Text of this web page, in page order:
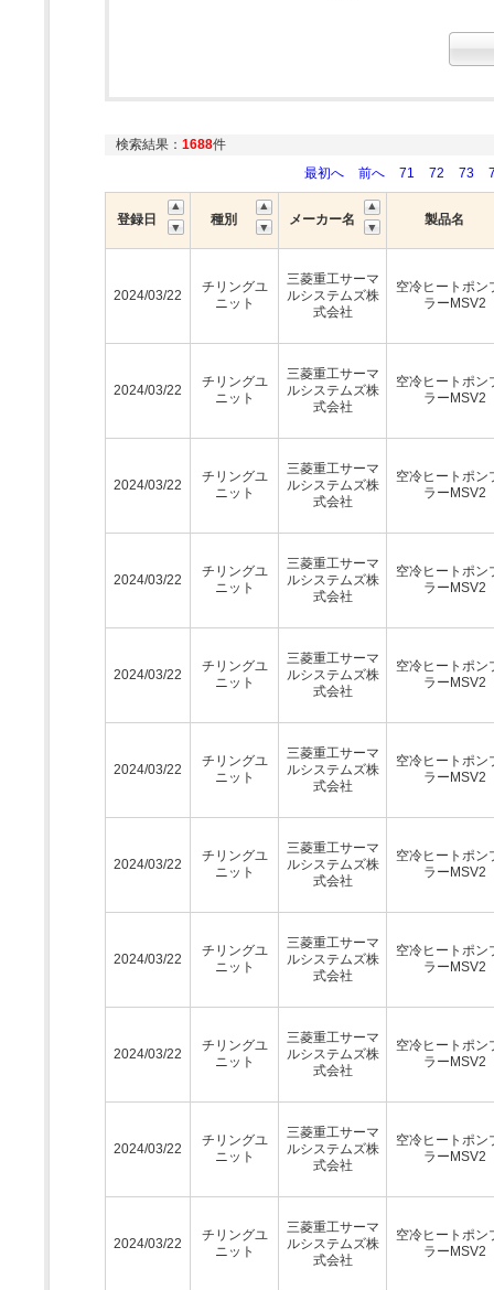
検索結果： 1688件
最初へ
前へ 71 72 73
登録日 種別 メーカー名 製品名
2024/03/22
チリングユ
ニット
三菱重工サーマ
ルシステムズ株
式会社
空冷ヒートポン
ラーMSV2
2024/03/22
チリングユ
ニット
三菱重工サーマ
ルシステムズ株
式会社
空冷ヒートポン
ラーMSV2
2024/03/22
チリングユ
ニット
三菱重工サーマ
ルシステムズ株
式会社
空冷ヒートポン
ラーMSV2
2024/03/22
チリングユ
ニット
三菱重工サーマ
ルシステムズ株
式会社
空冷ヒートポン
ラーMSV2
2024/03/22
チリングユ
ニット
三菱重工サーマ
ルシステムズ株
式会社
空冷ヒートポン
ラーMSV2
2024/03/22
チリングユ
ニット
三菱重工サーマ
ルシステムズ株
式会社
空冷ヒートポン
ラーMSV2
2024/03/22
チリングユ
ニット
三菱重工サーマ
ルシステムズ株
式会社
空冷ヒートポン
ラーMSV2
2024/03/22
チリングユ
ニット
三菱重工サーマ
ルシステムズ株
式会社
空冷ヒートポン
ラーMSV2
2024/03/22
チリングユ
ニット
三菱重工サーマ
ルシステムズ株
式会社
空冷ヒートポン
ラーMSV2
2024/03/22
チリングユ
ニット
三菱重工サーマ
ルシステムズ株
式会社
空冷ヒートポン
ラーMSV2
2024/03/22
チリングユ
ニット
三菱重工サーマ
ルシステムズ株
式会社
空冷ヒートポン
ラーMSV2